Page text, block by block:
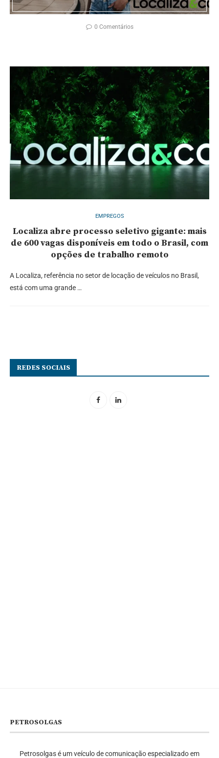
0 Comentários
EMPREGOS
Localiza abre processo seletivo gigante: mais
de 600 vagas disponíveis em todo o Brasil, com
opções de trabalho remoto
A Localiza, referência no setor de locação de veículos no Brasil,
está com uma grande …
REDES SOCIAIS
PETROSOLGAS
Petrosolgas é um veículo de comunicação especializado em